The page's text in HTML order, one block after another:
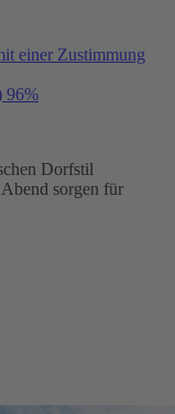
einer Zustimmung
96%
Dorfstil
sorgen für